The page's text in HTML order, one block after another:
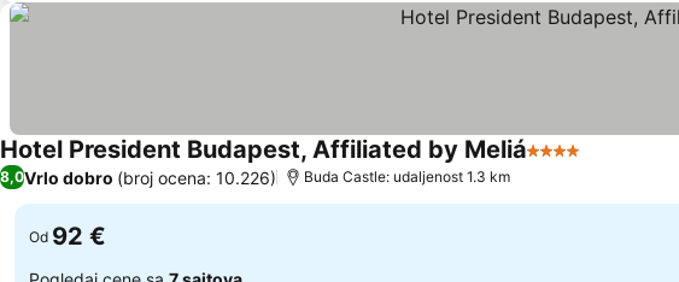
Hotel President Budapest, Affiliated by Meliá4 Zvezdice
8,0Vrlo dobro (broj ocena: 10.226) Buda Castle: udaljenost 1.3 km
Od 92 €